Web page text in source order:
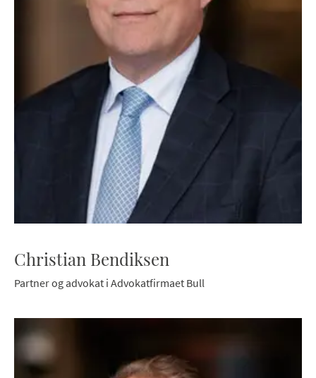
Christian Bendiksen
Partner og advokat i Advokatfirmaet Bull